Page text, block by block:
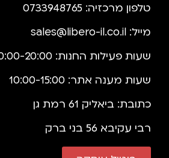
טלפון מרכזיה: 0733948765
מייל: sales@libero-il.co.il
שעות פעילות החנות: 10:00-20:00
שעות מענה אתר: 10:00-15:00
כתובת: ביאליק 61 רמת גן
רבי עקיבא 56 בני ברק